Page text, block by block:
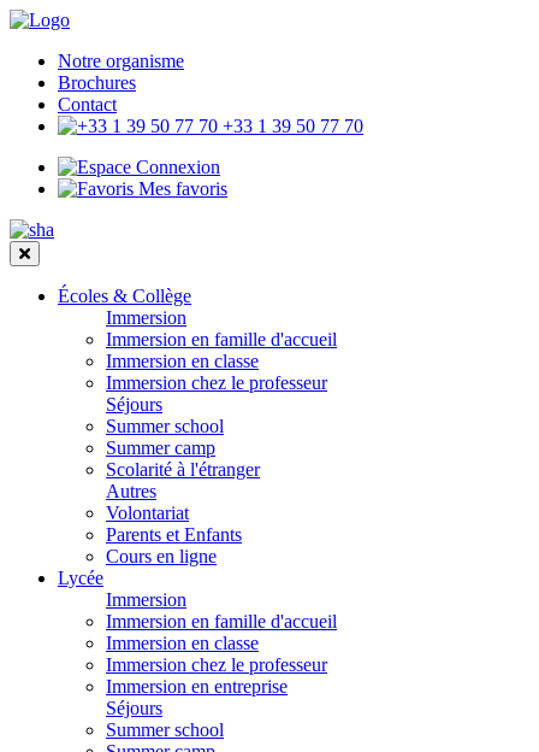
Notre organisme
Brochures
Contact
+33 1 39 50 77 70
Connexion
Mes favoris
Écoles & Collège
Immersion
Immersion en famille d'accueil
Immersion en classe
Immersion chez le professeur
Séjours
Summer school
Summer camp
Scolarité à l'étranger
Autres
Volontariat
Parents et Enfants
Cours en ligne
Lycée
Immersion
Immersion en famille d'accueil
Immersion en classe
Immersion chez le professeur
Immersion en entreprise
Séjours
Summer school